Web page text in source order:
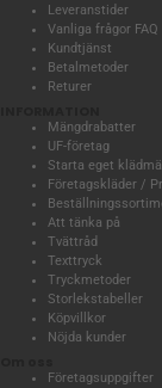
Leveranstider
Vanliga frågor FAQ
Kundtjänst
Betalmetoder
Returer
Mängdrabatter
UF-företag
Starta eget
Företagskläder /
Att tänka på
Tvättråd
Texttryck
Tryckmetoder
Storlekstabeller
Köpvillkor
Nöjda kunder
Företagsuppgifter